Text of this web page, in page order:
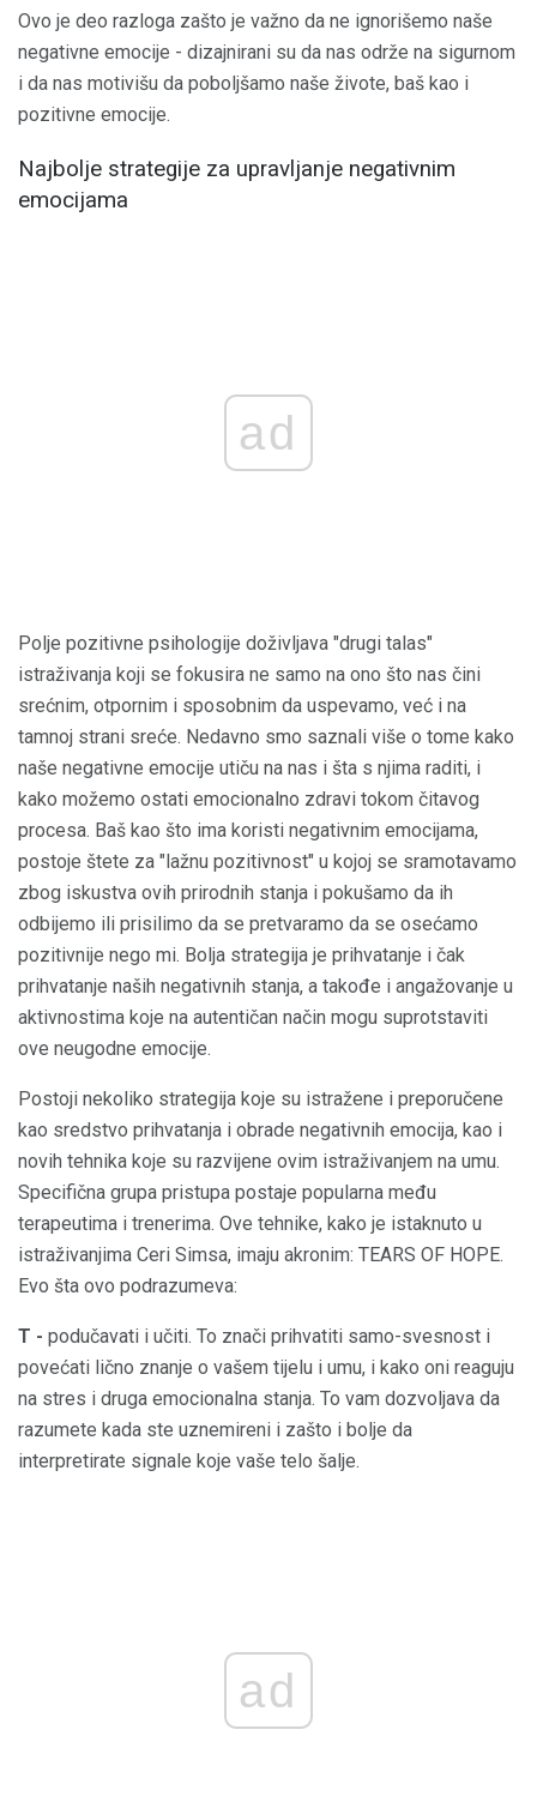
Ovo je deo razloga zašto je važno da ne ignorišemo naše
negativne emocije - dizajnirani su da nas održe na sigurnom
i da nas motivišu da poboljšamo naše živote, baš kao i
pozitivne emocije.
Najbolje strategije za upravljanje negativnim
emocijama
ad
Polje pozitivne psihologije doživljava "drugi talas"
istraživanja koji se fokusira ne samo na ono što nas čini
srećnim, otpornim i sposobnim da uspevamo, već i na
tamnoj strani sreće. Nedavno smo saznali više o tome kako
naše negativne emocije utiču na nas i šta s njima raditi, i
kako možemo ostati emocionalno zdravi tokom čitavog
procesa. Baš kao što ima koristi negativnim emocijama,
postoje štete za "lažnu pozitivnost" u kojoj se sramotavamo
zbog iskustva ovih prirodnih stanja i pokušamo da ih
odbijemo ili prisilimo da se pretvaramo da se osećamo
pozitivnije nego mi. Bolja strategija je prihvatanje i čak
prihvatanje naših negativnih stanja, a takođe i angažovanje u
aktivnostima koje na autentičan način mogu suprotstaviti
ove neugodne emocije.
Postoji nekoliko strategija koje su istražene i preporučene
kao sredstvo prihvatanja i obrade negativnih emocija, kao i
novih tehnika koje su razvijene ovim istraživanjem na umu.
Specifična grupa pristupa postaje popularna među
terapeutima i trenerima. Ove tehnike, kako je istaknuto u
istraživanjima Ceri Simsa, imaju akronim: TEARS OF HOPE.
Evo šta ovo podrazumeva:
T - podučavati i učiti. To znači prihvatiti samo-svesnost i
povećati lično znanje o vašem tijelu i umu, i kako oni reaguju
na stres i druga emocionalna stanja. To vam dozvoljava da
razumete kada ste uznemireni i zašto i bolje da
interpretirate signale koje vaše telo šalje.
ad